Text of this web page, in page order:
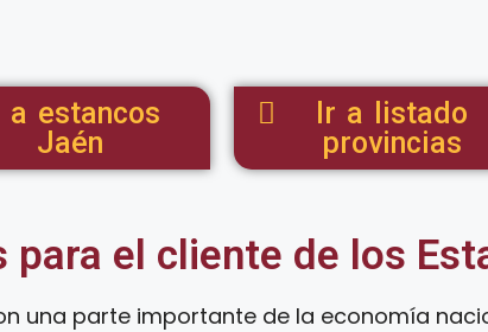
a estancos
Jaén
Ir a listado
provincias
para el cliente de los
una parte importante de la economía